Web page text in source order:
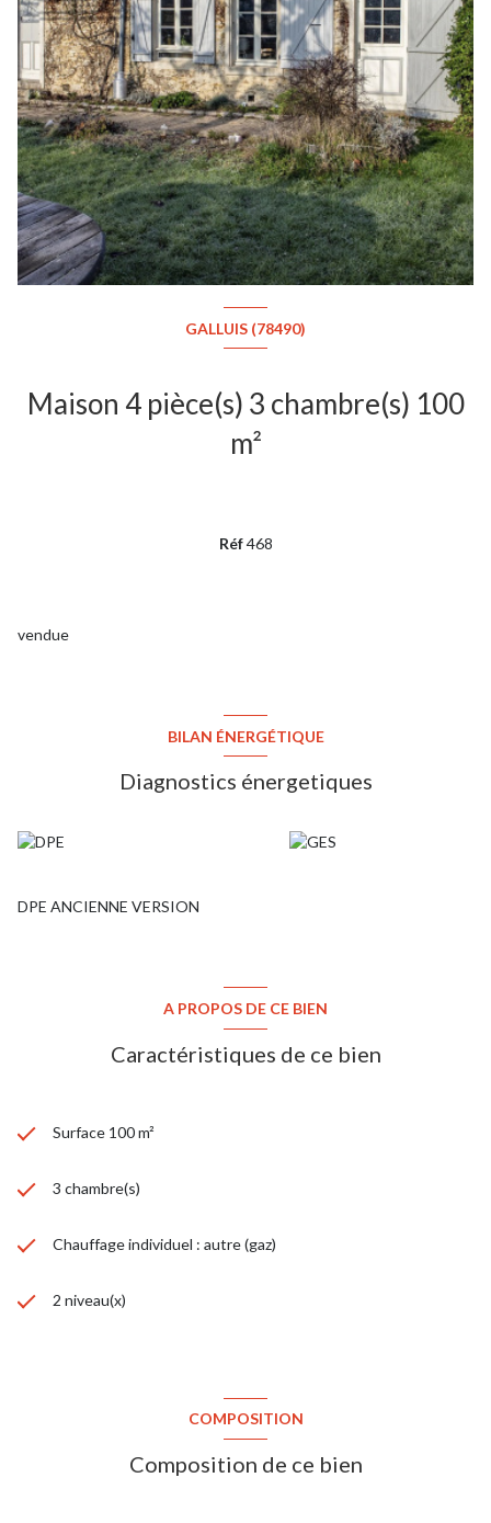
GALLUIS (78490)
Maison 4 pièce(s) 3 chambre(s) 100
m²
Réf468
vendue
BILAN ÉNERGÉTIQUE
Diagnostics énergetiques
DPE ANCIENNE VERSION
A PROPOS DE CE BIEN
Caractéristiques de ce bien
Surface 100 m²
3 chambre(s)
Chauffage individuel : autre (gaz)
2 niveau(x)
COMPOSITION
Composition de ce bien